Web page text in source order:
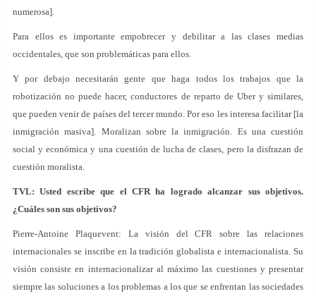
numerosa].
Para ellos es importante empobrecer y debilitar a las clases medias
occidentales, que son problemáticas para ellos.
Y por debajo necesitarán gente que haga todos los trabajos que la
robotización no puede hacer, conductores de reparto de Uber y similares,
que pueden venir de países del tercer mundo. Por eso les interesa facilitar [la
inmigración masiva]. Moralizan sobre la inmigración. Es una cuestión
social y económica y una cuestión de lucha de clases, pero la disfrazan de
cuestión moralista.
TVL: Usted escribe que el CFR ha logrado alcanzar sus objetivos.
¿Cuáles son sus objetivos?
Pierre-Antoine Plaquevent: La visión del CFR sobre las relaciones
internacionales se inscribe en la tradición globalista e internacionalista. Su
visión consiste en internacionalizar al máximo las cuestiones y presentar
siempre las soluciones a los problemas a los que se enfrentan las sociedades